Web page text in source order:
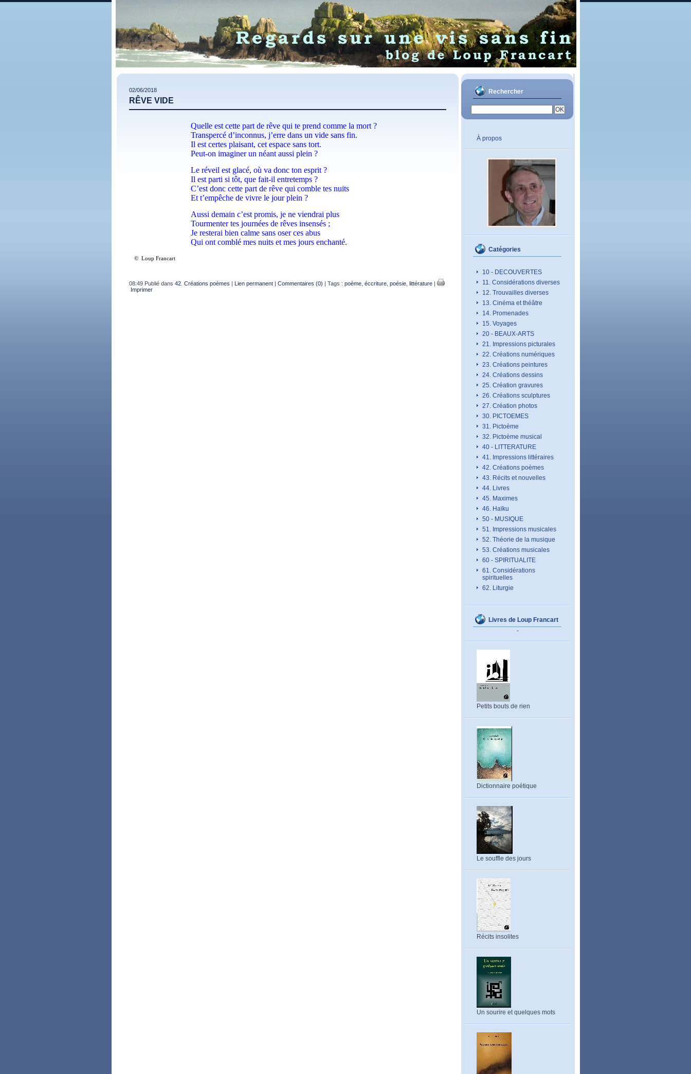
Rechercher
À propos
Catégories
10 - DECOUVERTES
11. Considérations diverses
12. Trouvailles diverses
13. Cinéma et théâtre
14. Promenades
15. Voyages
20 - BEAUX-ARTS
21. Impressions picturales
22. Créations numériques
23. Créations peintures
24. Créations dessins
25. Création gravures
26. Créations sculptures
27. Création photos
30. PICTOEMES
31. Pictoème
32. Pictoème musical
40 - LITTERATURE
41. Impressions littéraires
42. Créations poèmes
43. Récits et nouvelles
44. Livres
45. Maximes
46. Haïku
50 - MUSIQUE
51. Impressions musicales
52. Théorie de la musique
53. Créations musicales
60 - SPIRITUALITE
61. Considérations
spirituelles
62. Liturgie
Livres de Loup Francart
-
Petits bouts de rien
Dictionnaire poétique
Le souffle des jours
Récits insolites
Un sourire et quelques mots
02/06/2018
RÊVE VIDE
Quelle est cette part de rêve qui te prend comme la mort ?
Transpercé d’inconnus, j’erre dans un vide sans fin.
Il est certes plaisant, cet espace sans tort.
Peut-on imaginer un néant aussi plein ?
Le réveil est glacé, où va donc ton esprit ?
Il est parti si tôt, que fait-il entretemps ?
C’est donc cette part de rêve qui comble tes nuits
Et t’empêche de vivre le jour plein ?
Aussi demain c’est promis, je ne viendrai plus
Tourmenter tes journées de rêves insensés ;
Je resterai bien calme sans oser ces abus
Qui ont comblé mes nuits et mes jours enchanté.
© Loup Francart
08:49 Publié dans 42. Créations poèmes | Lien permanent| Commentaires (0) | Tags : poème, éccriture, poésie, littérature|
Imprimer